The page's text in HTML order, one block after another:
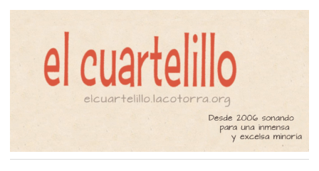
El Cuartelillo
Programa de radio de música
independiente. Podcast